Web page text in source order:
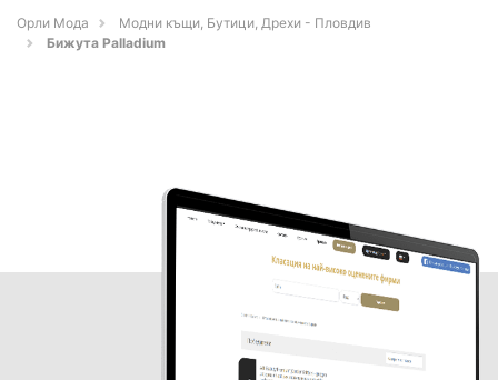
Орли Мода
Модни къщи, Бутици, Дрехи - Пловдив
Бижута Palladium